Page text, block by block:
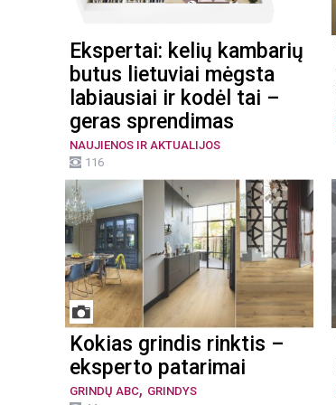
Ekspertai: kelių kambarių
butus lietuviai mėgsta
labiausiai ir kodėl tai –
geras sprendimas
NAUJIENOS IR AKTUALIJOS
116
Kokias grindis rinktis –
eksperto patarimai
GRINDŲ ABC, GRINDYS